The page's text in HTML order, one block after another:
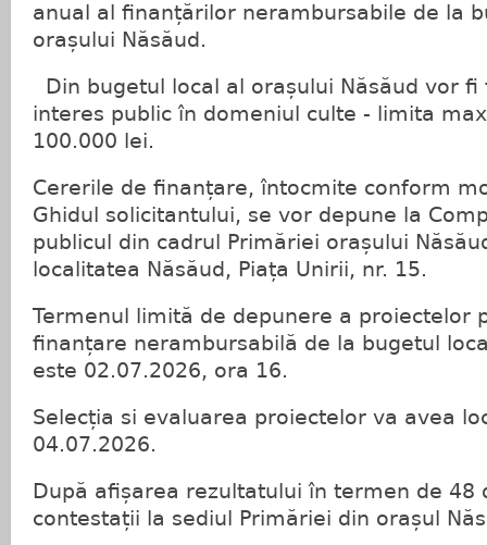
anual al finanțărilor nerambursabile de la
orașului Năsăud.
Din bugetul local al orașului Năsăud vor
interes public în domeniul culte - limita
100.000 lei.
Cererile de finanțare, întocmite conform
Ghidul solicitantului, se vor depune la
publicul din cadrul Primăriei orașului
localitatea Năsăud, Piața Unirii, nr. 15.
Termenul limită de depunere a proiectelor
finanțare nerambursabilă de la bugetul
este 02.07.2026, ora 16.
Selecția si evaluarea proiectelor va avea
04.07.2026.
După afișarea rezultatului în termen de 48
contestații la sediul Primăriei din orașul